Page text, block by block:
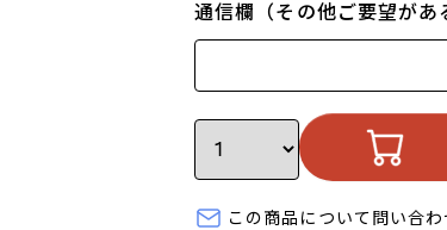
通信欄（その他ご要望があ
この商品について問い合わ